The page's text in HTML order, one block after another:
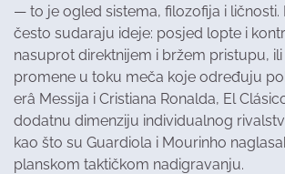
— to je ogled sistema, filozofija i ličnosti.
često sudaraju ideje: posjed lopte i
nasuprot direktnijem i bržem pristupu,
promene u toku meča koje određuju
erâ Messija i Cristiana Ronalda, El
dodatnu dimenziju individualnog
kao što su Guardiola i Mourinho
planskom taktičkom nadigravanju.